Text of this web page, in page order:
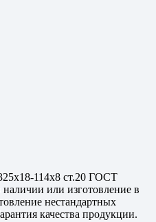
114х8 ст.20 ГОСТ
наличии или изготовление в
нестандартных
качества продукции.